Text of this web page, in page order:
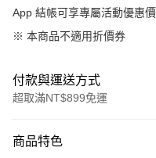
App 結帳可享專屬活動優惠價
※ 本商品不適用折價券
付款與運送方式
超取滿NT$899免運
信用卡一次付款
商品特色